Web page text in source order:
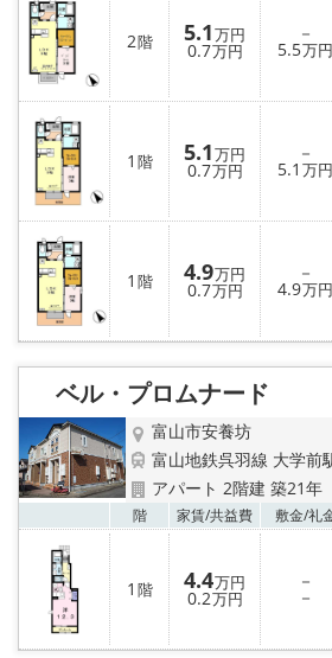
2階 5.1万円
0.7万円
－
5.5万円
1 階 5.1万円
0.7万円
－
5.1 万円
1 階 4.9万円
0.7万円
－
4.9万円
ベル・プロムナード
富山市安養坊
富山地鉄呉羽線 大学前
アパート 2階建 築21年
階 家賃/共益費 敷金/礼
1 階 4.4万円
0.2万円
－
－